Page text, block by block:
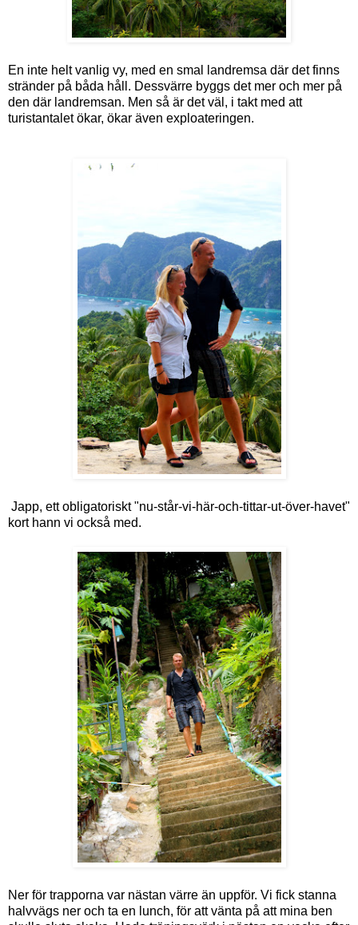
En inte helt vanlig vy, med en smal landremsa där det finns
stränder på båda håll. Dessvärre byggs det mer och mer på
den där landremsan. Men så är det väl, i takt med att
turistantalet ökar, ökar även exploateringen.
Japp, ett obligatoriskt "nu-står-vi-här-och-tittar-ut-över-havet"
kort hann vi också med.
Ner för trapporna var nästan värre än uppför. Vi fick stanna
halvvägs ner och ta en lunch, för att vänta på att mina ben